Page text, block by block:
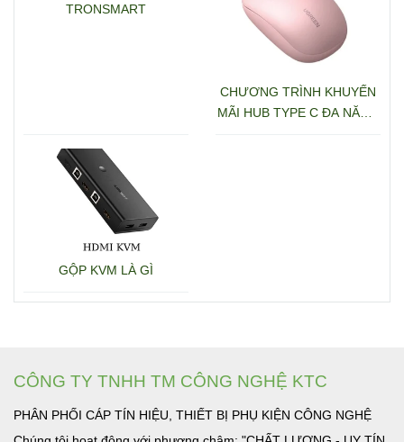
TRONSMART
CHƯƠNG TRÌNH KHUYẾN
MÃI HUB TYPE C ĐA NĂNG
GỘP KVM LÀ GÌ
CÔNG TY TNHH TM CÔNG NGHỆ KTC
PHÂN PHỐI CÁP TÍN HIỆU, THIẾT BỊ PHỤ KIỆN CÔNG NGHỆ